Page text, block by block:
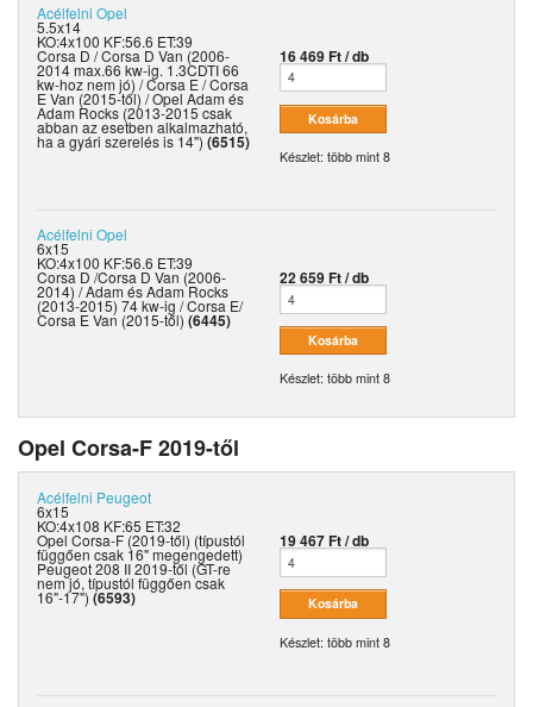
Acélfelni Opel
5.5x14
KO:4x100 KF:56.6 ET:39
Corsa D / Corsa D Van (2006-
2014 max.66 kw-ig. 1.3CDTI 66
kw-hoz nem jó) / Corsa E / Corsa
E Van (2015-től) / Opel Adam és
Adam Rocks (2013-2015 csak
abban az esetben alkalmazható,
ha a gyári szerelés is 14") (6515)
16 469 Ft / db
Készlet: több mint 8
Acélfelni Opel
6x15
KO:4x100 KF:56.6 ET:39
Corsa D /Corsa D Van (2006-
2014) / Adam és Adam Rocks
(2013-2015) 74 kw-ig / Corsa E/
Corsa E Van (2015-től) (6445)
22 659 Ft / db
Készlet: több mint 8
Opel Corsa-F 2019-től
Acélfelni Peugeot
6x15
KO:4x108 KF:65 ET:32
Opel Corsa-F (2019-től) (típustól
függően csak 16" megengedett)
Peugeot 208 II 2019-től (GT-re
nem jó, típustól függően csak
16"-17") (6593)
19 467 Ft / db
Készlet: több mint 8